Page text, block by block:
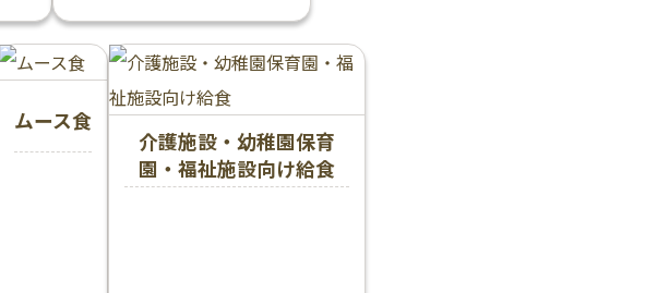
ムース食
介護施設・幼稚園保育
園・福祉施設向け給食